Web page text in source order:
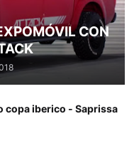
CON
copa iberico - Saprissa